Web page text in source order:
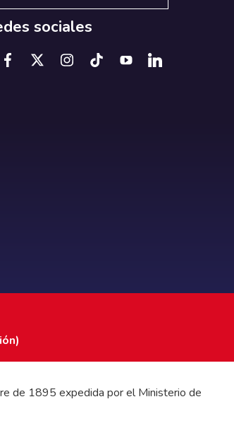
sociales
de 1895 expedida por el Ministerio de